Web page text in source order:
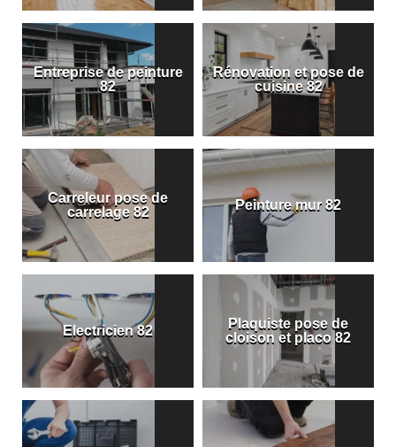
Entreprise de peinture
82
Rénovation et pose de
cuisine 82
Carreleur pose de
carrelage 82
Peinture mur 82
Electricien 82
Plaquiste pose de
cloison et placo 82